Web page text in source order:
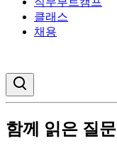
클래스
채용
함께 읽은 질문